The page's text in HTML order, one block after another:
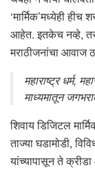
‘मार्मिक’मध्येही हीच
आहेत. इतकेच नव्हे, तर
मराठीजनांचा आवाज
महाराष्ट्र धर्म,
माध्यमातून
शिवाय डिजिटल
ताज्या घडामोडी,
यांच्यापासून ते क्रीडा